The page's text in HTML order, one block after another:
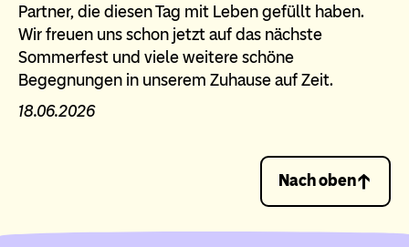
Partner, die diesen Tag mit Leben gefüllt haben.
Wir freuen uns schon jetzt auf das nächste
Sommerfest und viele weitere schöne
Begegnungen in unserem Zuhause auf Zeit.
18.06.2026
Nach oben